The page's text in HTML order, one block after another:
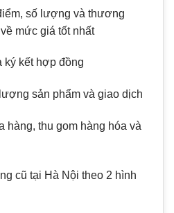
số lượng và thương
mức giá tốt nhất
ký kết hợp đồng
sản phẩm và giao dịch
hàng, thu gom hàng hóa và
cũ tại Hà Nội theo 2 hình